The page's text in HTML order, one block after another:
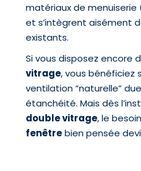
matériaux de menuiserie
et s’intègrent aisément
existants.
Si vous disposez encore
vitrage, vous bénéficiez
ventilation “naturelle”
étanchéité. Mais dès
double vitrage, le
fenêtrebien pensée